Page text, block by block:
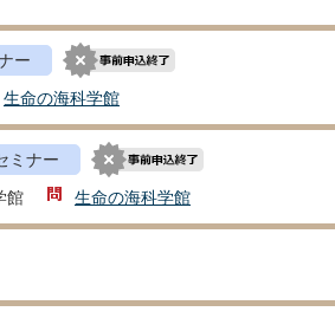
ー
生命の海科学館
ミナー
館 生命の海科学館